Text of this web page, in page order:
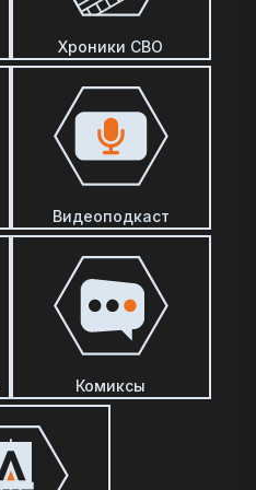
Хроники СВО
Видеоподкаст
Комиксы